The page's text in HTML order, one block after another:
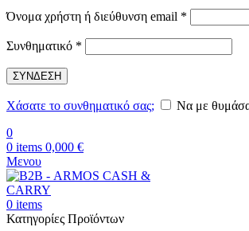
Όνομα χρήστη ή διεύθυνση email *
Συνθηματικό *
ΣΥΝΔΕΣΗ
Χάσατε το συνθηματικό σας;
Να με
0
0 items 0,000 €
Μενου
0 items
Κατηγορίες Προϊόντων